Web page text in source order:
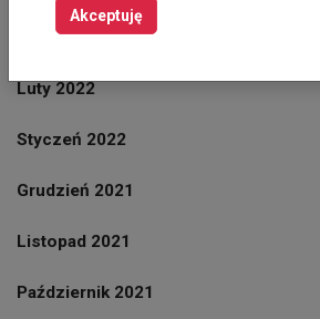
Marzec 2022
Luty 2022
Styczeń 2022
Grudzień 2021
Listopad 2021
Październik 2021
Akceptuję